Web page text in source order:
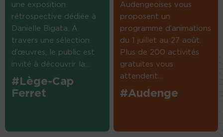
une exposition
rétrospective dédiée à
Danielle Bigata. A
travers une sélection
d’œuvres, le public est
invité à découvrir la...
#Lège-Cap
Ferret
Audengeoises vous
proposent un
programme d’animations
du 1 juillet au 27 août.
Plus de 200 activités
gratuites vous
attendent....
#Audenge